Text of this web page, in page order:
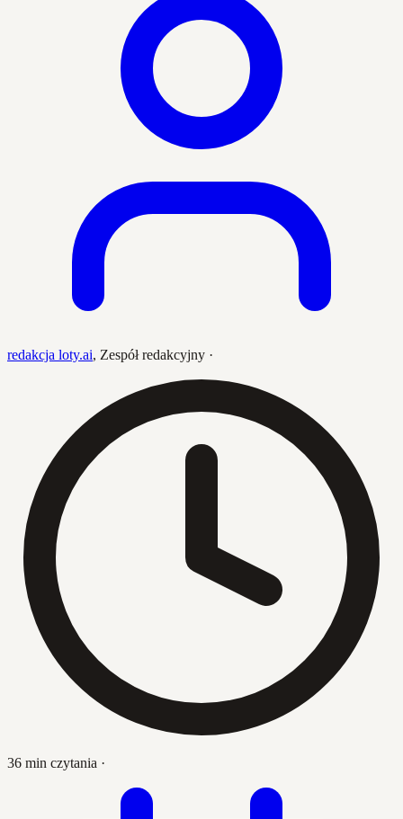
redakcja loty.ai, Zespół redakcyjny ·
36 min czytania ·